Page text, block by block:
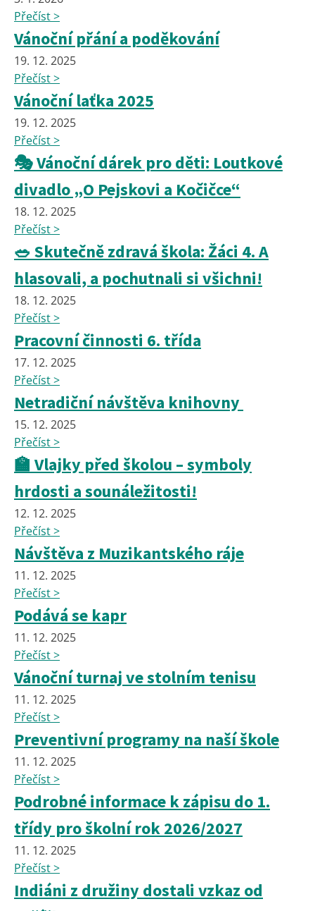
Přečíst >
Vánoční přání a poděkování
19. 12. 2025
Přečíst >
Vánoční laťka 2025
19. 12. 2025
Přečíst >
🎭 Vánoční dárek pro děti: Loutkové
divadlo „O Pejskovi a Kočičce“
18. 12. 2025
Přečíst >
🥗 Skutečně zdravá škola: Žáci 4. A
hlasovali, a pochutnali si všichni!
18. 12. 2025
Přečíst >
Pracovní činnosti 6. třída
17. 12. 2025
Přečíst >
Netradiční návštěva knihovny
15. 12. 2025
Přečíst >
🏫 Vlajky před školou – symboly
hrdosti a sounáležitosti!
12. 12. 2025
Přečíst >
Návštěva z Muzikantského ráje
11. 12. 2025
Přečíst >
Podává se kapr
11. 12. 2025
Přečíst >
Vánoční turnaj ve stolním tenisu
11. 12. 2025
Přečíst >
Preventivní programy na naší škole
11. 12. 2025
Přečíst >
Podrobné informace k zápisu do 1.
třídy pro školní rok 2026/2027
11. 12. 2025
Přečíst >
Indiáni z družiny dostali vzkaz od